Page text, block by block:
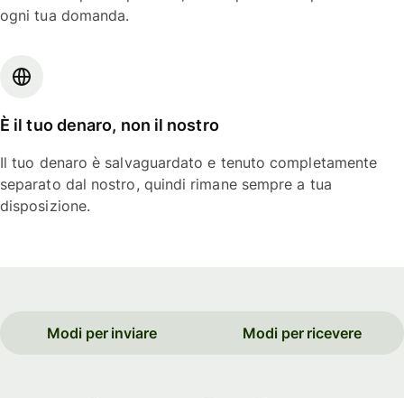
ogni tua domanda.
È il tuo denaro, non il nostro
Il tuo denaro è salvaguardato e tenuto completamente
separato dal nostro, quindi rimane sempre a tua
disposizione.
Modi per inviare Modi per ricevere